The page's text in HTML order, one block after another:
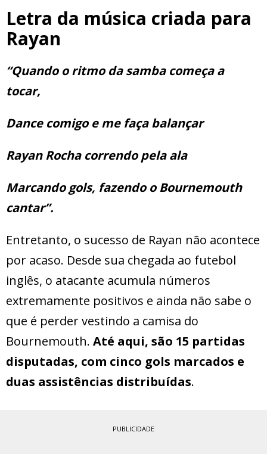
Letra da música criada para
Rayan
“Quando o ritmo da samba começa a
tocar,
Dance comigo e me faça balançar
Rayan Rocha correndo pela ala
Marcando gols, fazendo o Bournemouth
cantar”.
Entretanto, o sucesso de Rayan não acontece
por acaso. Desde sua chegada ao futebol
inglês, o atacante acumula números
extremamente positivos e ainda não sabe o
que é perder vestindo a camisa do
Bournemouth. Até aqui, são 15 partidas
disputadas, com cinco gols marcados e
duas assistências distribuídas.
PUBLICIDADE